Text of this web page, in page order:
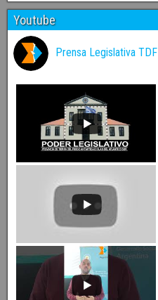
Youtube
Prensa Legislativa TDF